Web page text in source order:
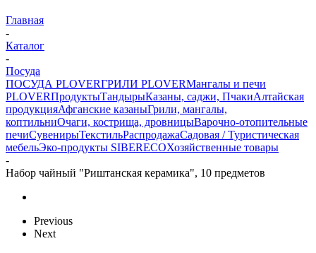
Главная
-
Каталог
-
Посуда
ПОСУДА PLOVERГРИЛИ PLOVERМангалы и печи
PLOVERПродуктыТандырыКазаны, саджи, ПчакиАлтайская
продукцияАфганские казаныГрили, мангалы,
коптильниОчаги, кострища, дровницыВарочно-отопительные
печиСувенирыТекстильРаспродажаСадовая / Туристическая
мебельЭко-продукты SIBERECOХозяйственные товары
-
Набор чайный "Риштанская керамика", 10 предметов
Previous
Next